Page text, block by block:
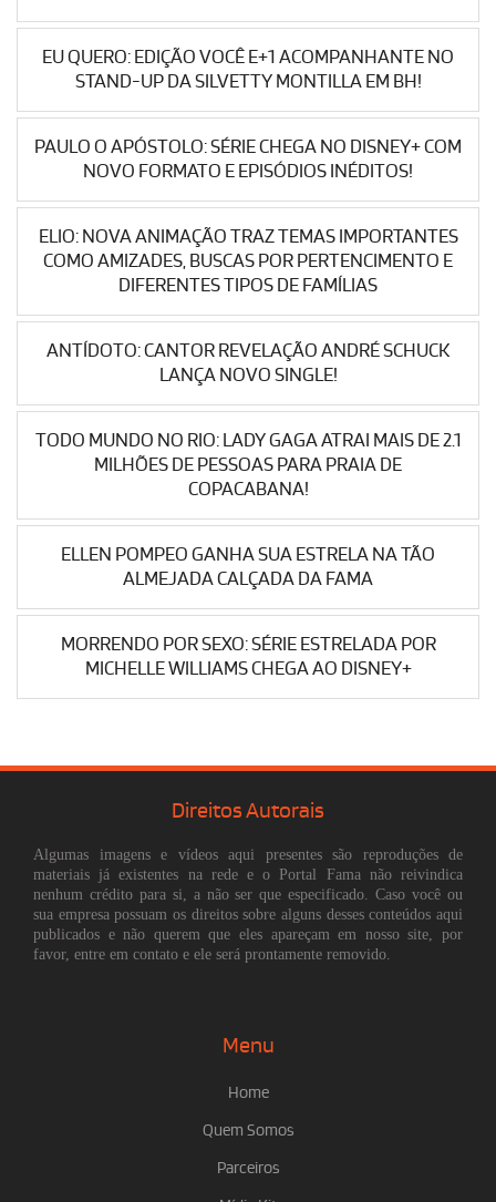
EU QUERO: EDIÇÃO VOCÊ E+1 ACOMPANHANTE NO
STAND-UP DA SILVETTY MONTILLA EM BH!
PAULO O APÓSTOLO: SÉRIE CHEGA NO DISNEY+ COM
NOVO FORMATO E EPISÓDIOS INÉDITOS!
ELIO: NOVA ANIMAÇÃO TRAZ TEMAS IMPORTANTES
COMO AMIZADES, BUSCAS POR PERTENCIMENTO E
DIFERENTES TIPOS DE FAMÍLIAS
ANTÍDOTO: CANTOR REVELAÇÃO ANDRÉ SCHUCK
LANÇA NOVO SINGLE!
TODO MUNDO NO RIO: LADY GAGA ATRAI MAIS DE 2.1
MILHÕES DE PESSOAS PARA PRAIA DE
COPACABANA!
ELLEN POMPEO GANHA SUA ESTRELA NA TÃO
ALMEJADA CALÇADA DA FAMA
MORRENDO POR SEXO: SÉRIE ESTRELADA POR
MICHELLE WILLIAMS CHEGA AO DISNEY+
Direitos Autorais
Algumas imagens e vídeos aqui presentes são reproduções de
materiais já existentes na rede e o Portal Fama não reivindica
nenhum crédito para si, a não ser que especificado. Caso você ou
sua empresa possuam os direitos sobre alguns desses conteúdos aqui
publicados e não querem que eles apareçam em nosso site, por
favor, entre em contato e ele será prontamente removido.
Menu
Home
Quem Somos
Parceiros